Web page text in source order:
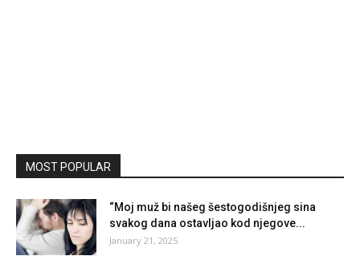
MOST POPULAR
“Moj muž bi našeg šestogodišnjeg sina
svakog dana ostavljao kod njegove...
January 21, 2025